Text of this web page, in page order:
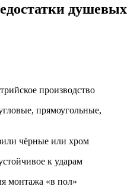
душевых
производство
прямоугольные,
чёрные или хром
к ударам
монтажа «в пол»